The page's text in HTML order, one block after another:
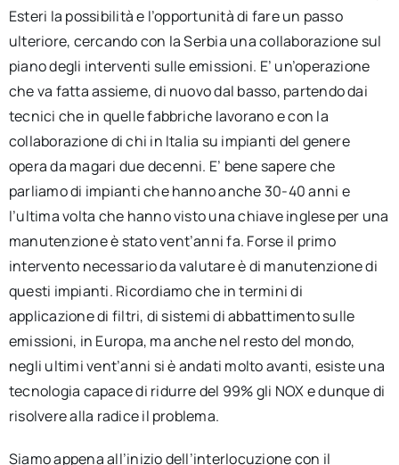
Esteri la possibilità e l’opportunità di fare un passo
ulteriore, cercando con la Serbia una collaborazione sul
piano degli interventi sulle emissioni. E’ un’operazione
che va fatta assieme, di nuovo dal basso, partendo dai
tecnici che in quelle fabbriche lavorano e con la
collaborazione di chi in Italia su impianti del genere
opera da magari due decenni. E’ bene sapere che
parliamo di impianti che hanno anche 30-40 anni e
l’ultima volta che hanno visto una chiave inglese per una
manutenzione è stato vent’anni fa. Forse il primo
intervento necessario da valutare è di manutenzione di
questi impianti. Ricordiamo che in termini di
applicazione di filtri, di sistemi di abbattimento sulle
emissioni, in Europa, ma anche nel resto del mondo,
negli ultimi vent’anni si è andati molto avanti, esiste una
tecnologia capace di ridurre del 99% gli NOX e dunque di
risolvere alla radice il problema.
Siamo appena all’inizio dell’interlocuzione con il